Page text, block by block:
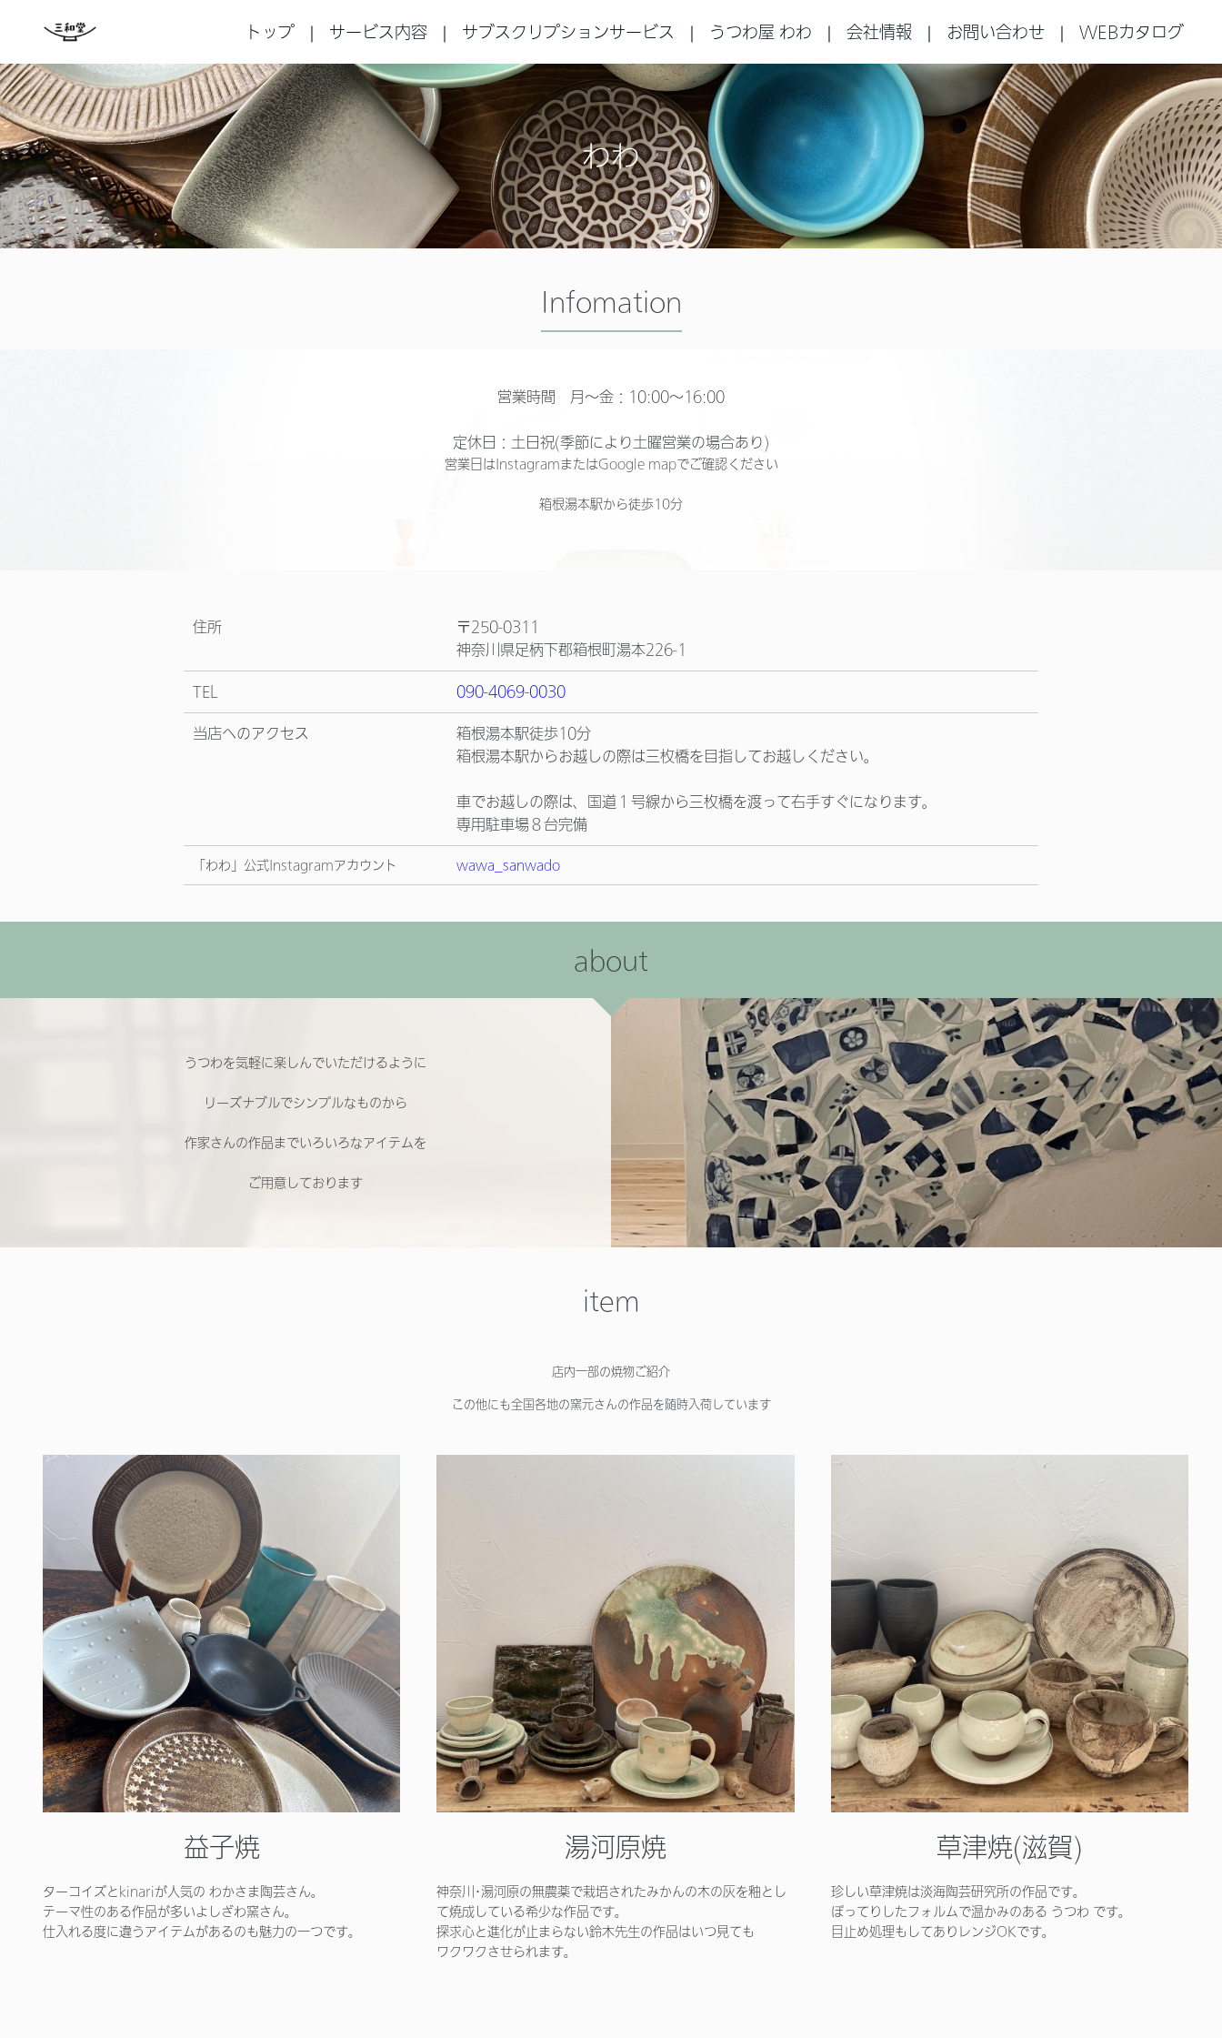
トップ サービス内容 サブスクリプションサービス うつわ屋 わわ 会社情報 お問い合わせ WEBカタログ
わわ
Infomation
営業時間 月～金：10:00～16:00
定休日：土日祝(季節により土曜営業の場合あり)
営業日はInstagramまたはGoogle mapでご確認ください
箱根湯本駅から徒歩10分
住所
〒250-0311
神奈川県足柄下郡箱根町湯本226-1
TEL 090-4069-0030
当店へのアクセス
箱根湯本駅徒歩10分
箱根湯本駅からお越しの際は三枚橋を目指してお越しください。
車でお越しの際は、国道１号線から三枚橋を渡って右手すぐになります。
専用駐車場８台完備
「わわ」公式Instagramアカウント wawa_sanwado
about
うつわを気軽に楽しんでいただけるように
リーズナブルでシンプルなものから
作家さんの作品までいろいろなアイテムを
ご用意しております
item
店内一部の焼物ご紹介
この他にも全国各地の窯元さんの作品を随時入荷しています
益子焼
ターコイズとkinariが人気の わかさま陶芸さん。
テーマ性のある作品が多いよしざわ窯さん。
仕入れる度に違うアイテムがあるのも魅力の一つです。
湯河原焼
神奈川･湯河原の無農薬で栽培されたみかんの木の灰を釉とし
て焼成している希少な作品です。
探求心と進化が止まらない鈴木先生の作品はいつ見ても
ワクワクさせられます。
草津焼(滋賀)
珍しい草津焼は淡海陶芸研究所の作品です。
ぽってりしたフォルムで温かみのある うつわ です。
目止め処理もしてありレンジOKです。